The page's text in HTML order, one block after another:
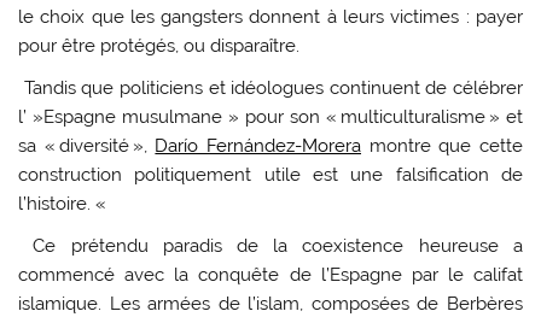
le choix que les gangsters donnent à leurs victimes : payer
pour être protégés, ou disparaître.
Tandis que politiciens et idéologues continuent de célébrer
l’ »Espagne musulmane » pour son « multiculturalisme » et
sa « diversité », Darío Fernández-Morera montre que cette
construction politiquement utile est une falsification de
l’histoire. «
Ce prétendu paradis de la coexistence heureuse a
commencé avec la conquête de l’Espagne par le califat
islamique. Les armées de l’islam, composées de Berbères